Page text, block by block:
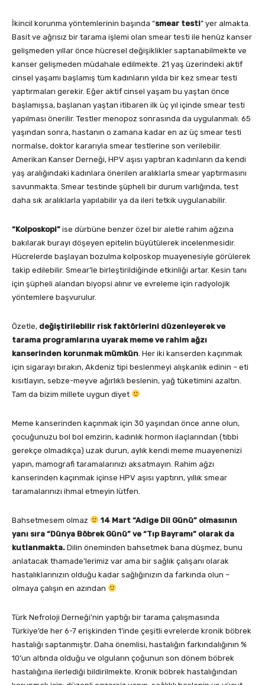
İkincil korunma yöntemlerinin başında “smear testi” yer almakta.
Basit ve ağrısız bir tarama işlemi olan smear testi ile henüz kanser
gelişmeden yıllar önce hücresel değişiklikler saptanabilmekte ve
kanser gelişmeden müdahale edilmekte. 21 yaş üzerindeki aktif
cinsel yaşamı başlamış tüm kadınların yılda bir kez smear testi
yaptırmaları gerekir. Eğer aktif cinsel yaşam bu yaştan önce
başlamışsa, başlanan yaştan itibaren ilk üç yıl içinde smear testi
yapılması önerilir. Testler menopoz sonrasında da uygulanmalı. 65
yaşından sonra, hastanın o zamana kadar en az üç smear testi
normalse, doktor kararıyla smear testlerine son verilebilir.
Amerikan Kanser Derneği, HPV aşısı yaptıran kadınların da kendi
yaş aralığındaki kadınlara önerilen aralıklarla smear yaptırmasını
savunmakta. Smear testinde şüpheli bir durum varlığında, test
daha sık aralıklarla yapılabilir ya da ileri tetkik uygulanabilir.
“Kolposkopi” ise dürbüne benzer özel bir aletle rahim ağzına
bakılarak burayı döşeyen epitelin büyütülerek incelenmesidir.
Hücrelerde başlayan bozulma kolposkop muayenesiyle görülerek
takip edilebilir. Smear’le birleştirildiğinde etkinliği artar. Kesin tanı
için şüpheli alandan biyopsi alınır ve evreleme için radyolojik
yöntemlere başvurulur.
Özetle, değiştirilebilir risk faktörlerini düzenleyerek ve
tarama programlarına uyarak meme ve rahim ağzı
kanserinden korunmak mümkün . Her iki kanserden kaçınmak
için sigarayı bırakın, Akdeniz tipi beslenmeyi alışkanlık edinin – eti
kısıtlayın, sebze-meyve ağırlıklı beslenin, yağ tüketimini azaltın.
Tam da bizim millete uygun diyet
Meme kanserinden kaçınmak için 30 yaşından önce anne olun,
çocuğunuzu bol bol emzirin, kadınlık hormon ilaçlarından (tıbbi
gerekçe olmadıkça) uzak durun, aylık kendi meme muayenenizi
yapın, mamografi taramalarınızı aksatmayın. Rahim ağzı
kanserinden kaçınmak içinse HPV aşısı yaptırın, yıllık smear
taramalarınızı ihmal etmeyin lütfen.
Bahsetmesem olmaz
14 Mart “Adige Dil Günü” olmasının
yanı sıra “Dünya Böbrek Günü” ve “Tıp Bayramı” olarak da
kutlanmakta. Dilin öneminden bahsetmek bana düşmez, bunu
anlatacak thamade’lerimiz var ama bir sağlık çalışanı olarak
hastalıklarınızın olduğu kadar sağlığınızın da farkında olun –
olmaya çalışın en azından
Türk Nefroloji Derneği’nin yaptığı bir tarama çalışmasında
Türkiye’de her 6-7 erişkinden 1’inde çeşitli evrelerde kronik böbrek
hastalığı saptanmıştır. Daha önemlisi, hastalığın farkındalığının %
10’un altında olduğu ve olguların çoğunun son dönem böbrek
hastalığına ilerlediği bildirilmekte. Kronik böbrek hastalığından